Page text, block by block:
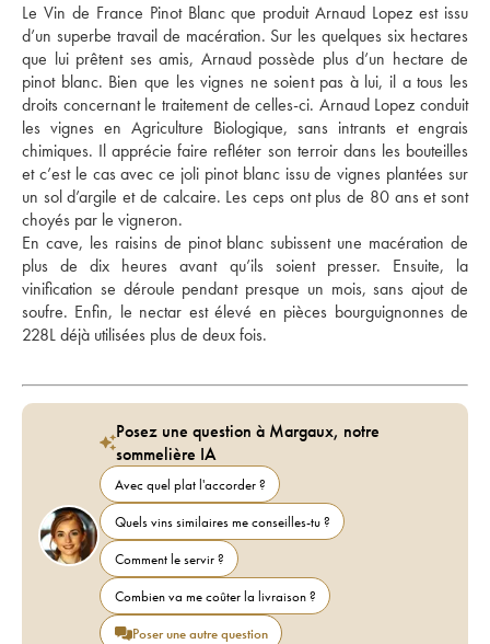
Le Vin de France Pinot Blanc que produit Arnaud Lopez est issu
d’un superbe travail de macération. Sur les quelques six hectares
que lui prêtent ses amis, Arnaud possède plus d’un hectare de
pinot blanc. Bien que les vignes ne soient pas à lui, il a tous les
droits concernant le traitement de celles-ci. Arnaud Lopez conduit
les vignes en Agriculture Biologique, sans intrants et engrais
chimiques. Il apprécie faire refléter son terroir dans les bouteilles
et c’est le cas avec ce joli pinot blanc issu de vignes plantées sur
un sol d’argile et de calcaire. Les ceps ont plus de 80 ans et sont
choyés par le vigneron.
En cave, les raisins de pinot blanc subissent une macération de
plus de dix heures avant qu’ils soient presser. Ensuite, la
vinification se déroule pendant presque un mois, sans ajout de
soufre. Enfin, le nectar est élevé en pièces bourguignonnes de
228L déjà utilisées plus de deux fois.
Posez une question à Margaux, notre
sommelière IA
Avec quel plat l'accorder ?
Quels vins similaires me conseilles-tu ?
Comment le servir ?
Combien va me coûter la livraison ?
Poser une autre question